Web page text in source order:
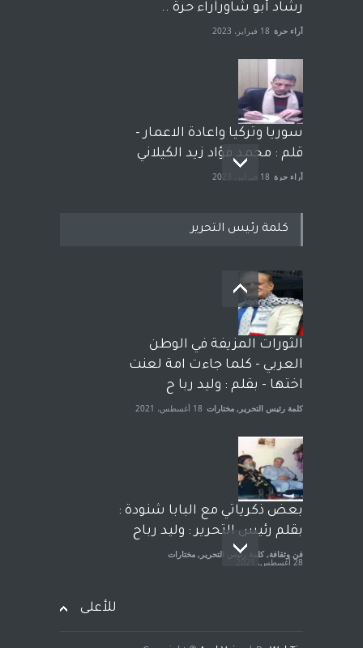
رشاد أبو شاورآراء حرة ..
آراء حرة 18 فبراير، 2023
سوريا وتركيا واعادة الاعمار -
قلم : محمد فؤاد زيد الكيلاني
آراء حرة 18 فبراير، 2023
بعد معارك قضائية طاحنة كتب
وترافع فيها بنفسه مرة اخرى..
الشيخ طارق يوسف يقهر
الحكومة الأمريكية ، فأعطوه
الجنسية عن يد وهم صاغرون،
آراء حرة مختارات 7 أبريل، 2023
كلمة رئيس التحرير
الثورات المزيفة في الوطن
العربي - كلما جاءت امة لعنت
اختها - بقلم : وليد ربا ح
كلمة رئيس التحرير , مختارات 18 أغسطس، 2021
بعض ذكرياتي مع البابا شنودة :
بقلم رئيس التحرير : وليد رباح
فن وثقافة, كلمة رئيس التحرير , مختارات
28 أغسطس، 2021
للأعلى